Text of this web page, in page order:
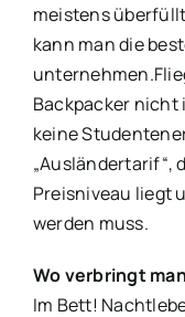
meistens
kann man die
Backpacker nicht
keine
„Ausländertarif“,
Preisniveau liegt
werden muss.
Wo verbringt
Im Bett!